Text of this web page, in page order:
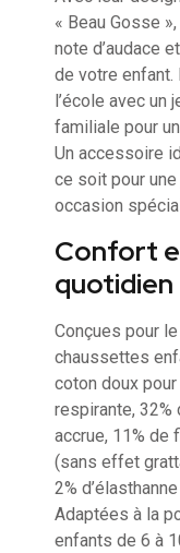
« Beau Gosse
note d’audace
de votre
l’école avec un
familiale pour
Un accessoire
ce soit pour
occasion
Confort
quotidien
Conçues pour
chaussettes
coton doux
respirante,
accrue, 11%
(sans effet
2%
Adaptées à la
enfants de 6 à